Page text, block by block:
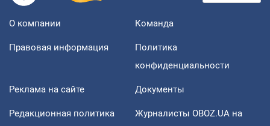
О компании Команда
Правовая информация
Политика
конфиденциальности
Реклама на сайте Документы
Редакционная политика
Журналисты OBOZ.UA на